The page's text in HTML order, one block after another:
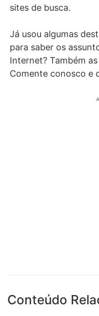
sites de busca.
Já usou algumas
para saber os
Internet? Também
Comente conosco e
Conteúdo